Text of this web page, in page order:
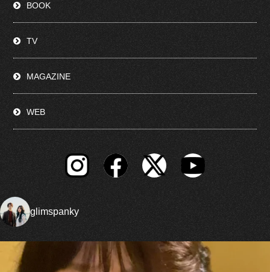
BOOK
TV
MAGAZINE
WEB
glimspanky